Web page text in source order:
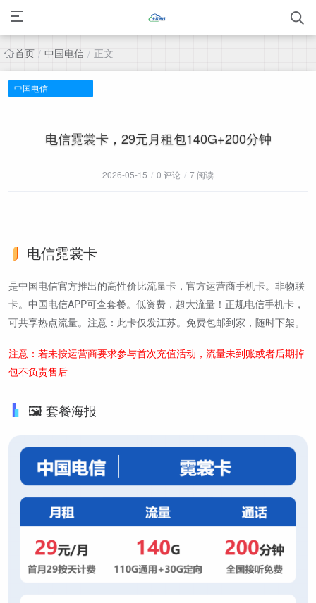
首页 / 中国电信 / 正文
中国电信
电信霓裳卡，29元月租包140G+200分钟
2026-05-15 / 0 评论 / 7 阅读
电信霓裳卡
是中国电信官方推出的高性价比流量卡，官方运营商手机卡。非物联
卡。中国电信APP可查套餐。低资费，超大流量！正规电信手机卡，
可共享热点流量。注意：此卡仅发江苏。免费包邮到家，随时下架。
注意：若未按运营商要求参与首次充值活动，流量未到账或者后期掉
包不负责售后
🖼️ 套餐海报